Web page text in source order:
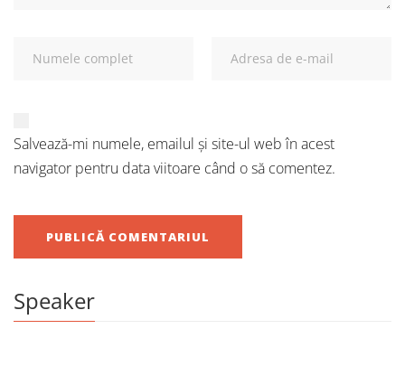
Salvează-mi numele, emailul și site-ul web în acest
navigator pentru data viitoare când o să comentez.
Speaker